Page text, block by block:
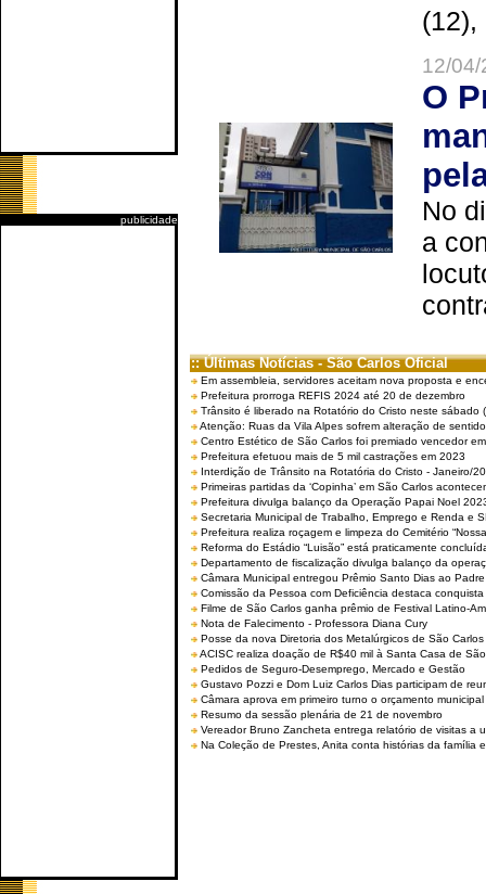
publicidade
(12),
12/
O
No
a
:: Últimas Notícias - São Carlos Oficial
Em assembleia, servidores aceitam nova proposta e
Prefeitura prorroga REFIS 2024 até 20 de dezembro
Trânsito é liberado na Rotatório do Cristo neste sábado
Atenção: Ruas da Vila Alpes sofrem alteração de
Centro Estético de São Carlos foi premiado vencedor
Prefeitura efetuou mais de 5 mil castrações em 2023
Interdição de Trânsito na Rotatória do Cristo - Janeiro/
Primeiras partidas da ‘Copinha’ em São Carlos
Prefeitura divulga balanço da Operação Papai Noel
Secretaria Municipal de Trabalho, Emprego e Renda e
Prefeitura realiza roçagem e limpeza do Cemitério
Reforma do Estádio “Luisão” está praticamente
Departamento de fiscalização divulga balanço da
Câmara Municipal entregou Prêmio Santo Dias ao
Comissão da Pessoa com Deficiência destaca
Filme de São Carlos ganha prêmio de Festival Latino-
Nota de Falecimento - Professora Diana Cury
Posse da nova Diretoria dos Metalúrgicos de São
ACISC realiza doação de R$40 mil à Santa Casa de
Pedidos de Seguro-Desemprego, Mercado e Gestão
Gustavo Pozzi e Dom Luiz Carlos Dias participam de
Câmara aprova em primeiro turno o orçamento
Resumo da sessão plenária de 21 de novembro
Vereador Bruno Zancheta entrega relatório de visitas a
Na Coleção de Prestes, Anita conta histórias da família